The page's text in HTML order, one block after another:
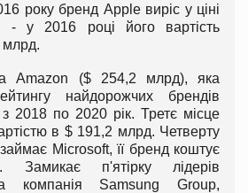
року бренд Apple виріс у ціні
у 2016 році його вартість
млрд.
Amazon ($ 254,2 млрд), яка
найдорожчих брендів
2018 по 2020 рік. Третє місце
в $ 191,2 млрд. Четверту
Microsoft, її бренд коштує
п'ятірку лідерів
компанія Samsung Group,